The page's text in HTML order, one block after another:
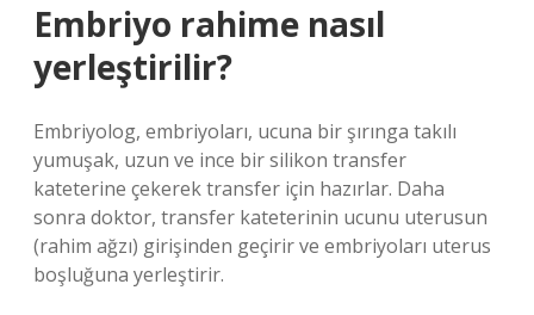
Embriyo rahime nasıl
yerleştirilir?
Embriyolog, embriyoları, ucuna bir şırınga takılı
yumuşak, uzun ve ince bir silikon transfer
kateterine çekerek transfer için hazırlar. Daha
sonra doktor, transfer kateterinin ucunu uterusun
(rahim ağzı) girişinden geçirir ve embriyoları uterus
boşluğuna yerleştirir.